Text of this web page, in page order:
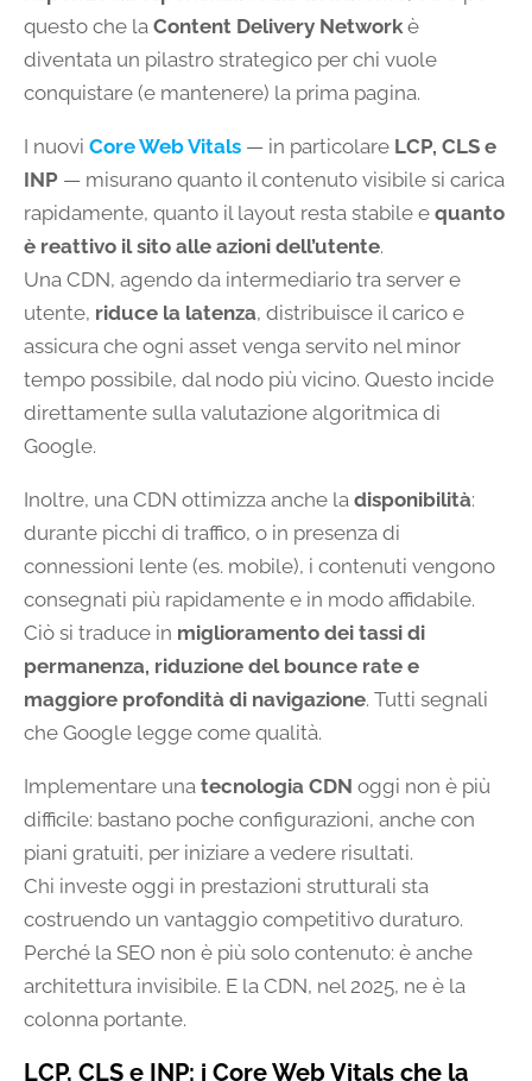
questo che la Content Delivery Networkè
diventata un pilastro strategico per chi vuole
conquistare (e mantenere) la prima pagina.
I nuovi Core Web Vitals — in particolare LCP, CLS e
INP — misurano quanto il contenuto visibile si carica
rapidamente, quanto il layout resta stabile e quanto
è reattivo il sito alle azioni dell’utente.
Una CDN, agendo da intermediario tra server e
utente, riduce la latenza, distribuisce il carico e
assicura che ogni asset venga servito nel minor
tempo possibile, dal nodo più vicino. Questo incide
direttamente sulla valutazione algoritmica di
Google.
Inoltre, una CDN ottimizza anche la disponibilità:
durante picchi di traffico, o in presenza di
connessioni lente (es. mobile), i contenuti vengono
consegnati più rapidamente e in modo affidabile.
Ciò si traduce in miglioramento dei tassi di
permanenza, riduzione del bounce rate e
maggiore profondità di navigazione. Tutti segnali
che Google legge come qualità.
Implementare una tecnologia CDN oggi non è più
difficile: bastano poche configurazioni, anche con
piani gratuiti, per iniziare a vedere risultati.
Chi investe oggi in prestazioni strutturali sta
costruendo un vantaggio competitivo duraturo.
Perché la SEO non è più solo contenuto: è anche
architettura invisibile. E la CDN, nel 2025, ne è la
colonna portante.
LCP, CLS e INP: i Core Web Vitals che la